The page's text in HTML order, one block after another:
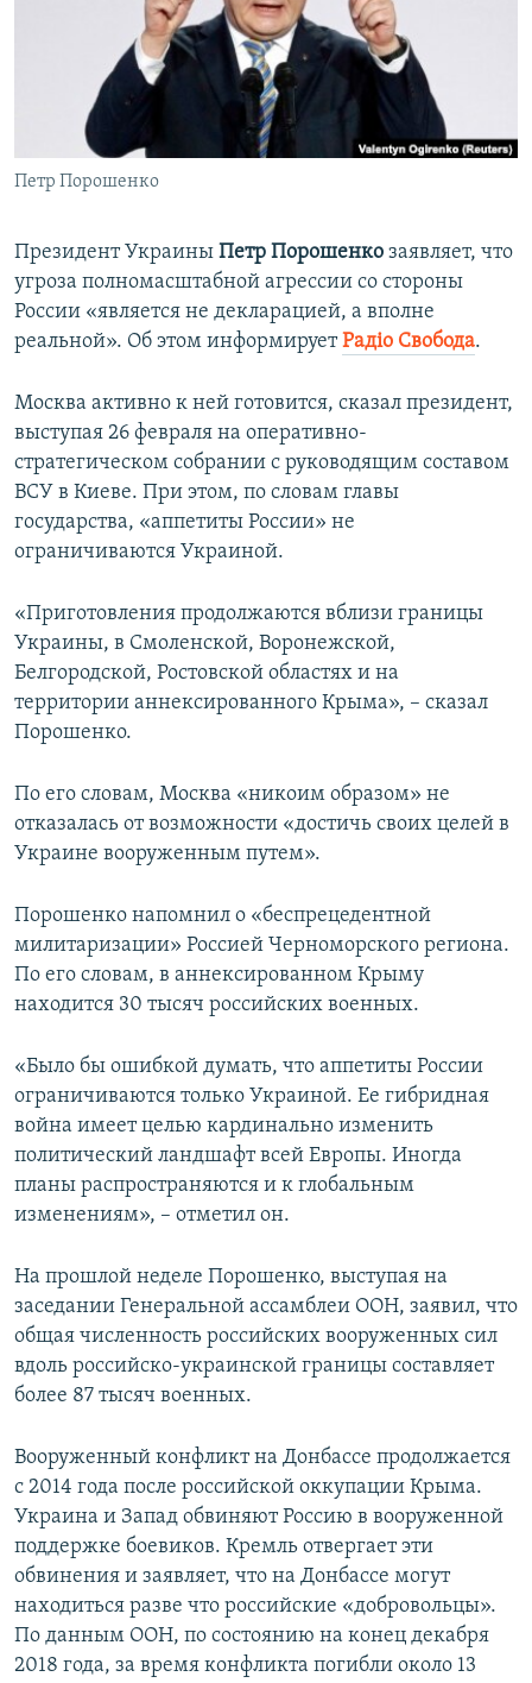
ПОБЕДИТЕЛЕЙ НЕ СУДЯТ?
КРЫМ.НЕПОКОРЕННЫЙ
УКРАИНСКАЯ ПРОБЛЕМА КРЫМА
ПРИСОЕДИНЯЙТЕСЬ!
Все сайты RFE/RL
Петр Порошенко
Президент Украины Петр Порошенко заявляет, что
угроза полномасштабной агрессии со стороны
России «является не декларацией, а вполне
реальной». Об этом информируетРадiо Свобода.
Москва активно к ней готовится, сказал президент,
выступая 26 февраля на оперативно-
стратегическом собрании с руководящим составом
ВСУ в Киеве. При этом, по словам главы
государства, «аппетиты России» не
ограничиваются Украиной.
«Приготовления продолжаются вблизи границы
Украины, в Смоленской, Воронежской,
Белгородской, Ростовской областях и на
территории аннексированного Крыма», – сказал
Порошенко.
По его словам, Москва «никоим образом» не
отказалась от возможности «достичь своих целей в
Украине вооруженным путем».
Порошенко напомнил о «беспрецедентной
милитаризации» Россией Черноморского региона.
По его словам, в аннексированном Крыму
находится 30 тысяч российских военных.
«Было бы ошибкой думать, что аппетиты России
ограничиваются только Украиной. Ее гибридная
война имеет целью кардинально изменить
политический ландшафт всей Европы. Иногда
планы распространяются и к глобальным
изменениям», – отметил он.
На прошлой неделе Порошенко, выступая на
заседании Генеральной ассамблеи ООН, заявил, что
общая численность российских вооруженных сил
вдоль российско-украинской границы составляет
более 87 тысяч военных.
Вооруженный конфликт на Донбассе продолжается
с 2014 года после российской оккупации Крыма.
Украина и Запад обвиняют Россию в вооруженной
поддержке боевиков. Кремль отвергает эти
обвинения и заявляет, что на Донбассе могут
находиться разве что российские «добровольцы».
По данным ООН, по состоянию на конец декабря
2018 года, за время конфликта погибли около 13